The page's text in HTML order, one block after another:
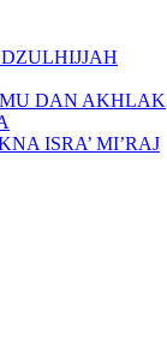
DAN AKHLAK
ISRA’ MI’RAJ